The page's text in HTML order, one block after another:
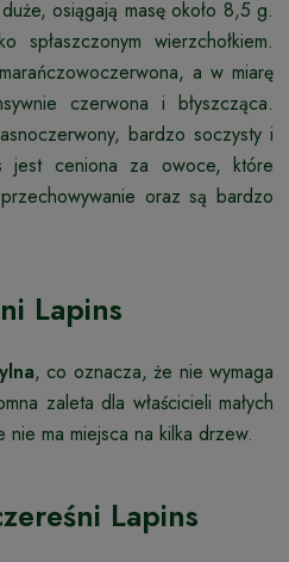
osiągają masę około 8,5 g.
spłaszczonym wierzchołkiem.
a w miarę
czerwona i błyszcząca.
bardzo soczysty i
jest ceniona za owoce, które
oraz są bardzo
Lapins
, co oznacza, że nie wymaga
zaleta dla właścicieli małych
ma miejsca na kilka drzew.
Lapins